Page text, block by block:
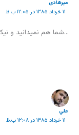
میرهادی
۱۱ خرداد ۱۳۸۵ در ۱۲:۰۵ ب.ظ
…شما هم نميدانيد و
علي
۱۱ خرداد ۱۳۸۵ در ۱۲:۰۸ ب.ظ